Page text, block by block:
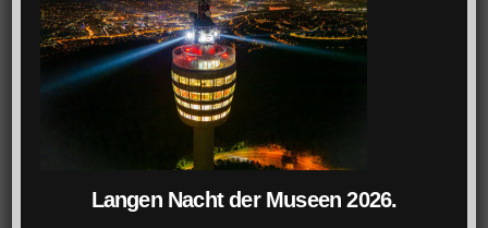
Langen Nacht der Museen 2026.